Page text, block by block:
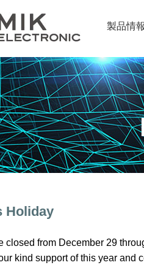
製品情
Holiday
closed from December 29
kind support of this year and